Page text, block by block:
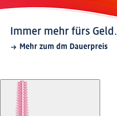
Immer mehr fürs Geld.
Mehr zum dm Dauerpreis